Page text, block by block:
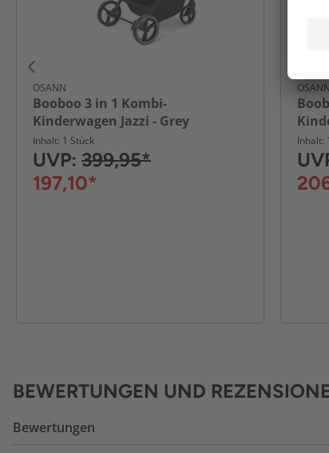
OSANN
Booboo 3 in 1 Kombi-
Kinderwagen Jazzi - Grey
Inhalt: 1 Stück
UVP: 399,95*
197,10*
OSANN
Inhalt:
BEWERTUNGEN UND
Bewertungen